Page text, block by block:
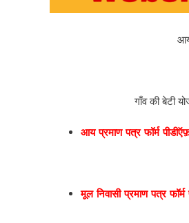
गाँव की बेटी
आय प्रमाण पत्र फॉर्म
मूल निवासी प्रमाण पत्र